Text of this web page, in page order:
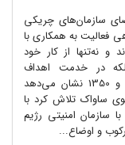
سازمان‌های چریکی
به همکاری با
نه‌تنها از کار خود
در خدمت اهداف
حکومت قرار گرفتند؟ بررسی تحولات دهه 1340 و 1350 نشان می‌دهد
ساواک تلاش کرد با
امنیتی رژیم
و اوضاع...